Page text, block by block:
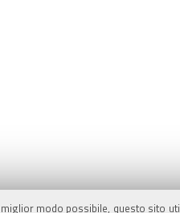
modo possibile, questo sito